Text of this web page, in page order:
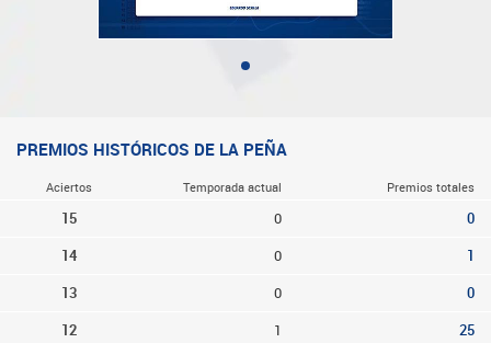
PREMIOS HISTÓRICOS DE LA PEÑA
Aciertos Temporada actual Premios totales
15 0 0
14 0 1
13 0 0
12 1 25